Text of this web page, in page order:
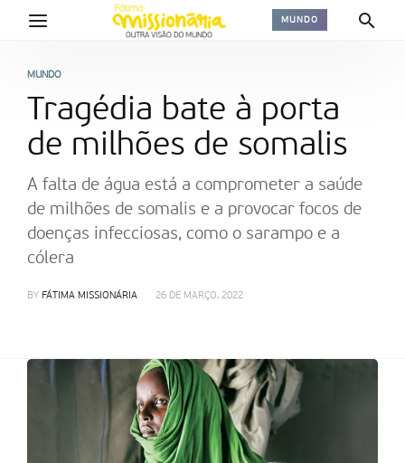
MUNDO
MUNDO
Tragédia bate à porta
de milhões de somalis
A falta de água está a comprometer a saúde
de milhões de somalis e a provocar focos de
doenças infecciosas, como o sarampo e a
cólera
BY FÁTIMA MISSIONÁRIA 26 DE MARÇO, 2022